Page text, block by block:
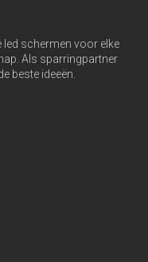
schermen voor elke
Als sparringpartner
beste ideeën.